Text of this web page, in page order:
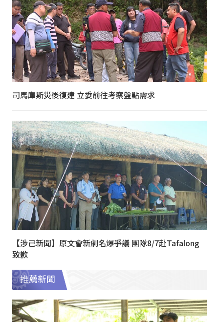
司馬庫斯災後復建 立委前往考察盤點需求
【涉己新聞】原文會新劇名爆爭議 團隊8/7赴Tafalong
致歉
推薦新聞